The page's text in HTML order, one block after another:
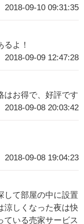
2018-09-10 09:31:35
よ！
2018-09-09 12:47:28
はお得で、好評です
2018-09-08 20:03:42
2018-09-08 19:04:23
して部屋の中に設置
涼しくなった夜は快
ている売家サービス